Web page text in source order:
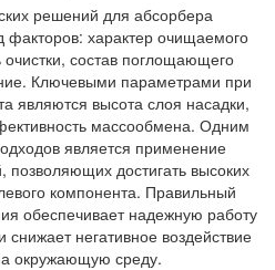
решений для абсорбера
факторов: характер очищаемого
состав поглощающего
Ключевыми параметрами при
являются высота слоя насадки,
массообмена. Одним
является применение
позволяющих достигать высоких
компонента. Правильный
обеспечивает надежную работу
негативное воздействие
окружающую среду.